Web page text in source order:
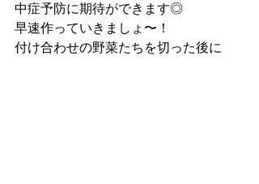
中症予防に期待ができます◎
早速作っていきましょ〜！
付け合わせの野菜たちを切った後に